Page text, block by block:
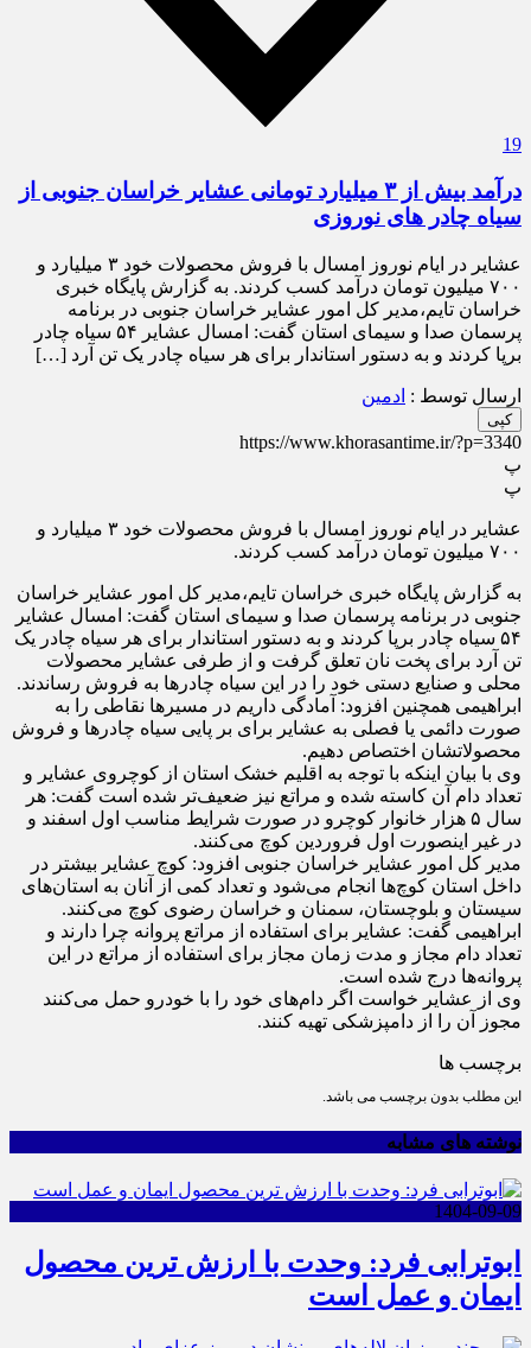
19
درآمد بیش از ۳ میلیارد تومانی عشایر خراسان جنوبی از
سیاه چادر های نوروزی
عشایر در ایام نوروز امسال با فروش محصولات خود ۳ میلیارد و
۷۰۰ میلیون تومان درآمد کسب کردند. به گزارش پایگاه خبری
خراسان تایم،مدیر کل امور عشایر خراسان جنوبی در برنامه
پرسمان صدا و سیمای استان گفت: امسال عشایر ۵۴ سیاه چادر
برپا کردند و به دستور استاندار برای هر سیاه چادر یک تن آرد […]
ارسال توسط : ادمین
کپی
https://www.khorasantime.ir/?p=3340
پ
پ
عشایر در ایام نوروز امسال با فروش محصولات خود ۳ میلیارد و
۷۰۰ میلیون تومان درآمد کسب کردند.
به گزارش پایگاه خبری خراسان تایم،مدیر کل امور عشایر خراسان
جنوبی در برنامه پرسمان صدا و سیمای استان گفت: امسال عشایر
۵۴ سیاه چادر برپا کردند و به دستور استاندار برای هر سیاه چادر یک
تن آرد برای پخت نان تعلق گرفت و از طرفی عشایر محصولات
محلی و صنایع دستی خود را در این سیاه چادر‌ها به فروش رساندند.
ابراهیمی همچنین افزود: آمادگی داریم در مسیر‌ها نقاطی را به
صورت دائمی یا فصلی به عشایر برای بر پایی سیاه چادر‌ها و فروش
محصولاتشان اختصاص دهیم.
وی با بیان اینکه با توجه به اقلیم خشک استان از کوچروی عشایر و
تعداد دام آن کاسته شده و مراتع نیز ضعیف‌تر شده است گفت: هر
سال ۵ هزار خانوار کوچرو در صورت شرایط مناسب اول اسفند و
در غیر اینصورت اول فروردین کوچ می‌کنند.
مدیر کل امور عشایر خراسان جنوبی افزود: کوچ عشایر بیشتر در
داخل استان کوچ‌ها انجام می‌شود و تعداد کمی از آنان به استان‌های
سیستان و بلوچستان، سمنان و خراسان رضوی کوچ می‌کنند.
ابراهیمی گفت: عشایر برای استفاده از مراتع پروانه چرا دارند و
تعداد دام مجاز و مدت زمان مجاز برای استفاده از مراتع در این
پروانه‌ها درج شده است.
وی از عشایر خواست اگر دام‌های خود را با خودرو حمل می‌کنند
مجوز آن را از دامپزشکی تهیه کنند.
برچسب ها
این مطلب بدون برچسب می باشد.
نوشته های مشابه
1404-09-09
ابوترابی فرد: وحدت با ارزش ترین محصول
ایمان و عمل است